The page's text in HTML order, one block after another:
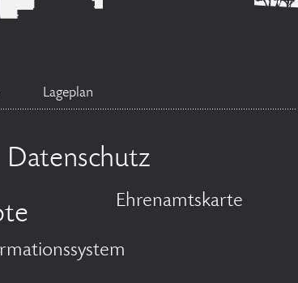
Lageplan
Datenschutz
Ehrenamtskarte